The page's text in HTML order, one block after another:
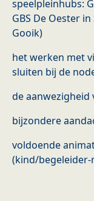
speelpleinhubs:
GBS De Oester
Gooik)
het werken met
sluiten bij de
de
bijzondere
voldoende
(kind/